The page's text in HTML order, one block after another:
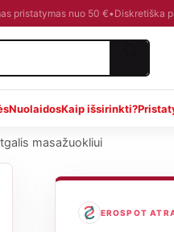
pristatymas nuo 50 €• Diskretiška
NuolaidosKaip išsirinkti?
masažuokliui
EROSPOT